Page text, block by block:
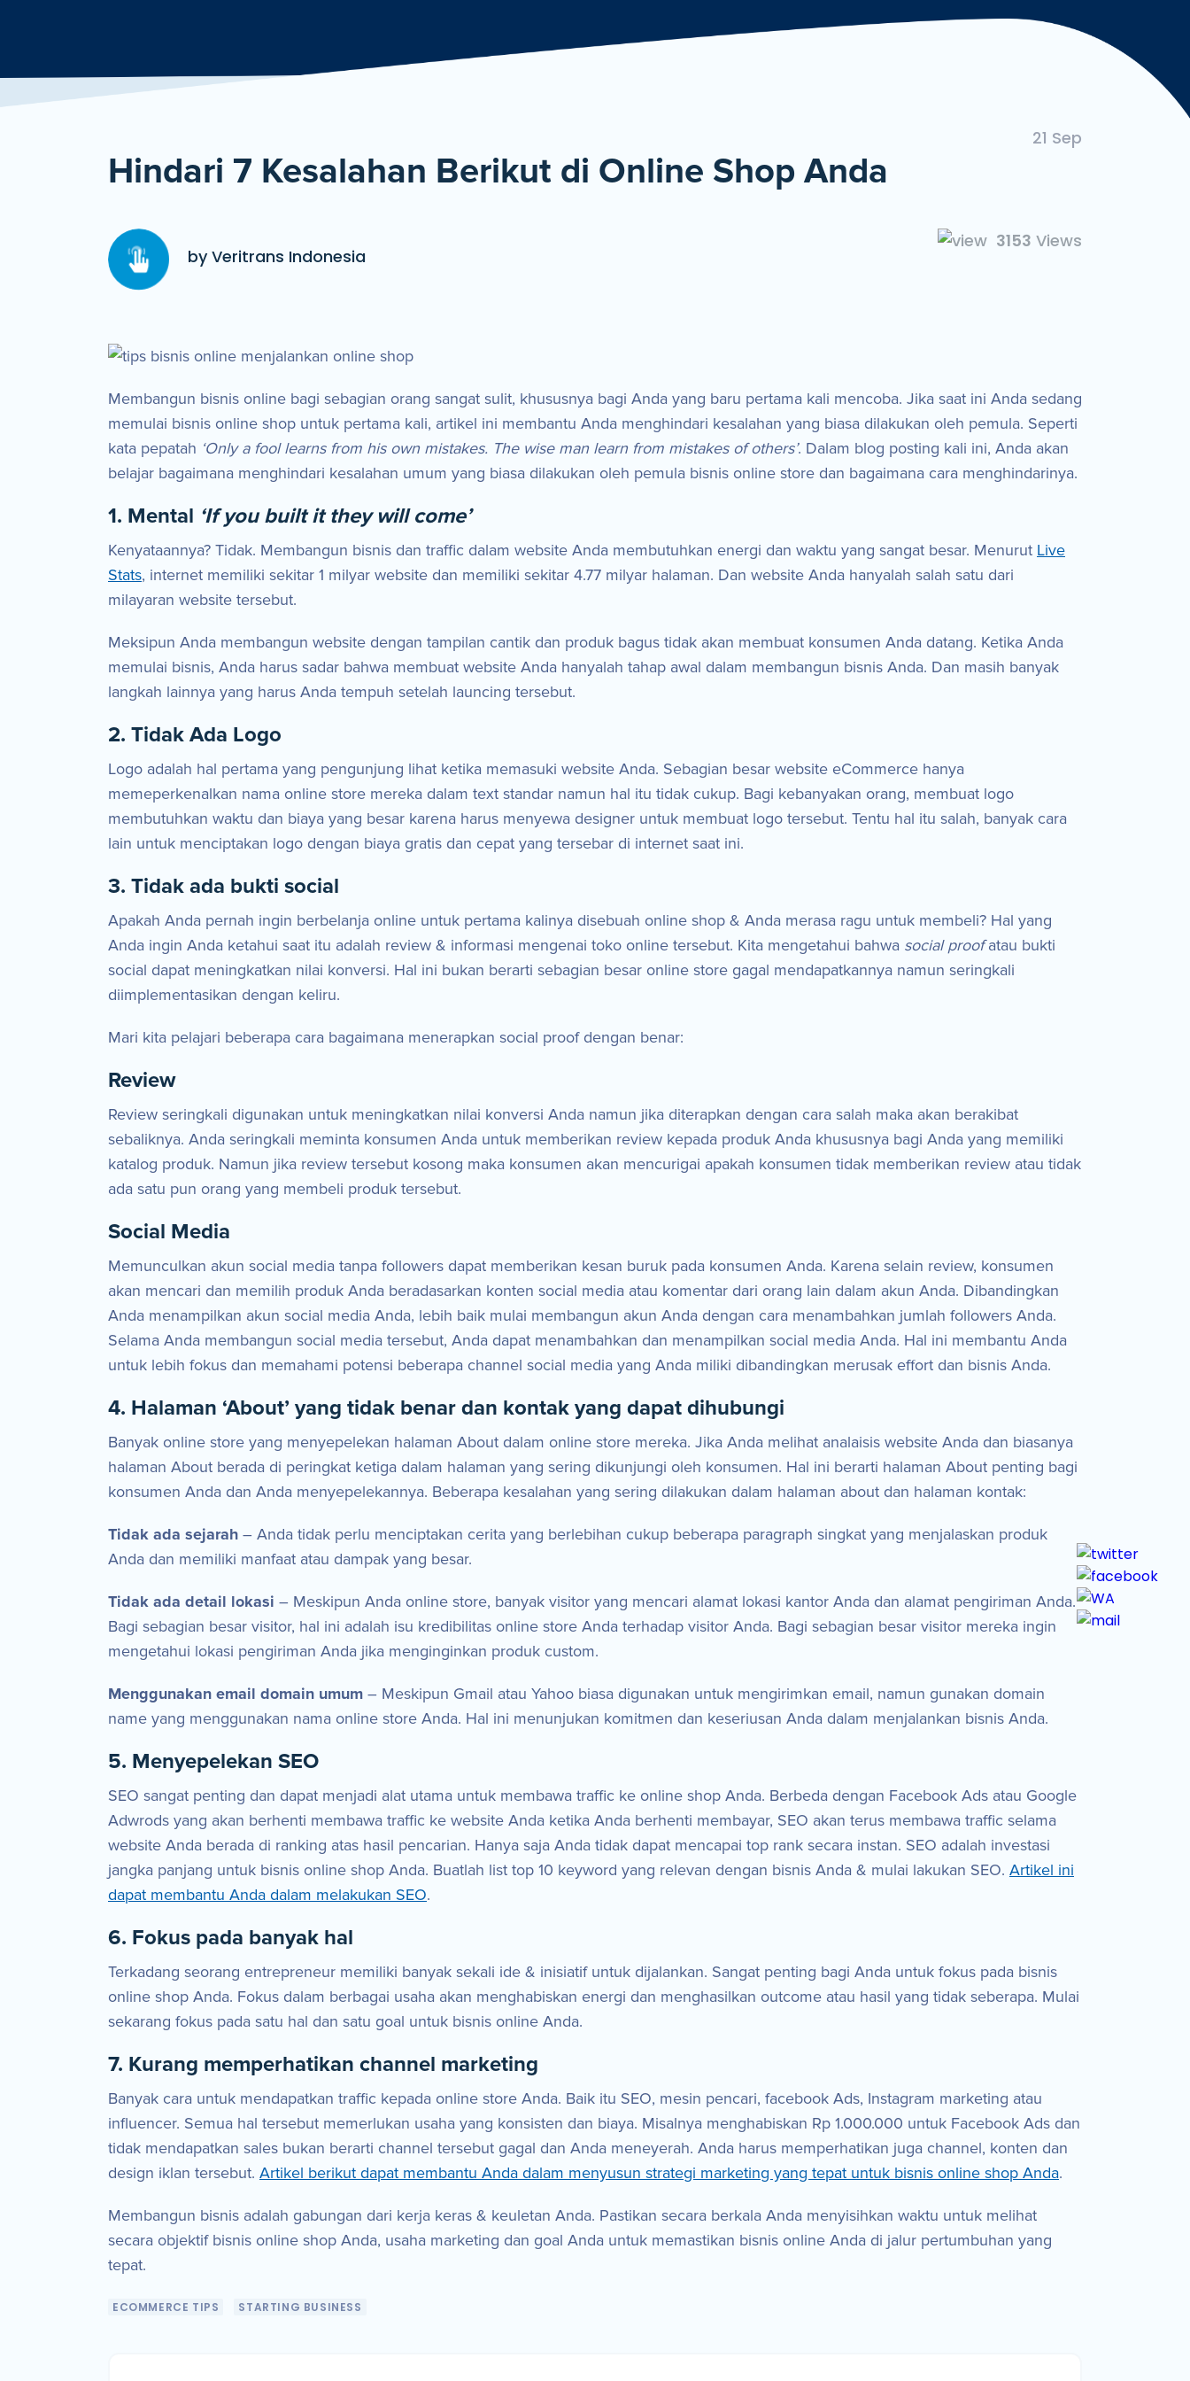
Dengan Mudah dan Cepat
21 Sep
Hindari 7 Kesalahan Berikut di Online Shop Anda
by Veritrans Indonesia
3153 Views
Membangun bisnis online bagi sebagian orang sangat sulit, khususnya bagi Anda yang baru pertama kali mencoba. Jika saat ini Anda sedang
memulai bisnis online shop untuk pertama kali, artikel ini membantu Anda menghindari kesalahan yang biasa dilakukan oleh pemula. Seperti
kata pepatah ‘Only a fool learns from his own mistakes. The wise man learn from mistakes of others’. Dalam blog posting kali ini, Anda akan
belajar bagaimana menghindari kesalahan umum yang biasa dilakukan oleh pemula bisnis online store dan bagaimana cara menghindarinya.
1. Mental ‘If you built it they will come’
Kenyataannya? Tidak. Membangun bisnis dan traffic dalam website Anda membutuhkan energi dan waktu yang sangat besar. Menurut Live
Stats, internet memiliki sekitar 1 milyar website dan memiliki sekitar 4.77 milyar halaman. Dan website Anda hanyalah salah satu dari
milayaran website tersebut.
Meksipun Anda membangun website dengan tampilan cantik dan produk bagus tidak akan membuat konsumen Anda datang. Ketika Anda
memulai bisnis, Anda harus sadar bahwa membuat website Anda hanyalah tahap awal dalam membangun bisnis Anda. Dan masih banyak
langkah lainnya yang harus Anda tempuh setelah launcing tersebut.
2. Tidak Ada Logo
Logo adalah hal pertama yang pengunjung lihat ketika memasuki website Anda. Sebagian besar website eCommerce hanya
memeperkenalkan nama online store mereka dalam text standar namun hal itu tidak cukup. Bagi kebanyakan orang, membuat logo
membutuhkan waktu dan biaya yang besar karena harus menyewa designer untuk membuat logo tersebut. Tentu hal itu salah, banyak cara
lain untuk menciptakan logo dengan biaya gratis dan cepat yang tersebar di internet saat ini.
3. Tidak ada bukti social
Apakah Anda pernah ingin berbelanja online untuk pertama kalinya disebuah online shop & Anda merasa ragu untuk membeli? Hal yang
Anda ingin Anda ketahui saat itu adalah review & informasi mengenai toko online tersebut. Kita mengetahui bahwa social proofatau bukti
social dapat meningkatkan nilai konversi. Hal ini bukan berarti sebagian besar online store gagal mendapatkannya namun seringkali
diimplementasikan dengan keliru.
Mari kita pelajari beberapa cara bagaimana menerapkan social proof dengan benar:
Review
Review seringkali digunakan untuk meningkatkan nilai konversi Anda namun jika diterapkan dengan cara salah maka akan berakibat
sebaliknya. Anda seringkali meminta konsumen Anda untuk memberikan review kepada produk Anda khususnya bagi Anda yang memiliki
katalog produk. Namun jika review tersebut kosong maka konsumen akan mencurigai apakah konsumen tidak memberikan review atau tidak
ada satu pun orang yang membeli produk tersebut.
Social Media
Memunculkan akun social media tanpa followers dapat memberikan kesan buruk pada konsumen Anda. Karena selain review, konsumen
akan mencari dan memilih produk Anda beradasarkan konten social media atau komentar dari orang lain dalam akun Anda. Dibandingkan
Anda menampilkan akun social media Anda, lebih baik mulai membangun akun Anda dengan cara menambahkan jumlah followers Anda.
Selama Anda membangun social media tersebut, Anda dapat menambahkan dan menampilkan social media Anda. Hal ini membantu Anda
untuk lebih fokus dan memahami potensi beberapa channel social media yang Anda miliki dibandingkan merusak effort dan bisnis Anda.
4. Halaman ‘About’ yang tidak benar dan kontak yang dapat dihubungi
Banyak online store yang menyepelekan halaman About dalam online store mereka. Jika Anda melihat analaisis website Anda dan biasanya
halaman About berada di peringkat ketiga dalam halaman yang sering dikunjungi oleh konsumen. Hal ini berarti halaman About penting bagi
konsumen Anda dan Anda menyepelekannya. Beberapa kesalahan yang sering dilakukan dalam halaman about dan halaman kontak:
Tidak ada sejarah – Anda tidak perlu menciptakan cerita yang berlebihan cukup beberapa paragraph singkat yang menjalaskan produk
Anda dan memiliki manfaat atau dampak yang besar.
Tidak ada detail lokasi – Meskipun Anda online store, banyak visitor yang mencari alamat lokasi kantor Anda dan alamat pengiriman Anda.
Bagi sebagian besar visitor, hal ini adalah isu kredibilitas online store Anda terhadap visitor Anda. Bagi sebagian besar visitor mereka ingin
mengetahui lokasi pengiriman Anda jika menginginkan produk custom.
Menggunakan email domain umum – Meskipun Gmail atau Yahoo biasa digunakan untuk mengirimkan email, namun gunakan domain
name yang menggunakan nama online store Anda. Hal ini menunjukan komitmen dan keseriusan Anda dalam menjalankan bisnis Anda.
5. Menyepelekan SEO
SEO sangat penting dan dapat menjadi alat utama untuk membawa traffic ke online shop Anda. Berbeda dengan Facebook Ads atau Google
Adwrods yang akan berhenti membawa traffic ke website Anda ketika Anda berhenti membayar, SEO akan terus membawa traffic selama
website Anda berada di ranking atas hasil pencarian. Hanya saja Anda tidak dapat mencapai top rank secara instan. SEO adalah investasi
jangka panjang untuk bisnis online shop Anda. Buatlah list top 10 keyword yang relevan dengan bisnis Anda & mulai lakukan SEO. Artikel ini
dapat membantu Anda dalam melakukan SEO.
6. Fokus pada banyak hal
Terkadang seorang entrepreneur memiliki banyak sekali ide & inisiatif untuk dijalankan. Sangat penting bagi Anda untuk fokus pada bisnis
online shop Anda. Fokus dalam berbagai usaha akan menghabiskan energi dan menghasilkan outcome atau hasil yang tidak seberapa. Mulai
sekarang fokus pada satu hal dan satu goal untuk bisnis online Anda.
7. Kurang memperhatikan channel marketing
Banyak cara untuk mendapatkan traffic kepada online store Anda. Baik itu SEO, mesin pencari, facebook Ads, Instagram marketing atau
influencer. Semua hal tersebut memerlukan usaha yang konsisten dan biaya. Misalnya menghabiskan Rp 1.000.000 untuk Facebook Ads dan
tidak mendapatkan sales bukan berarti channel tersebut gagal dan Anda meneyerah. Anda harus memperhatikan juga channel, konten dan
design iklan tersebut. Artikel berikut dapat membantu Anda dalam menyusun strategi marketing yang tepat untuk bisnis online shop Anda.
Membangun bisnis adalah gabungan dari kerja keras & keuletan Anda. Pastikan secara berkala Anda menyisihkan waktu untuk melihat
secara objektif bisnis online shop Anda, usaha marketing dan goal Anda untuk memastikan bisnis online Anda di jalur pertumbuhan yang
tepat.
ECOMMERCE TIPS STARTING BUSINESS